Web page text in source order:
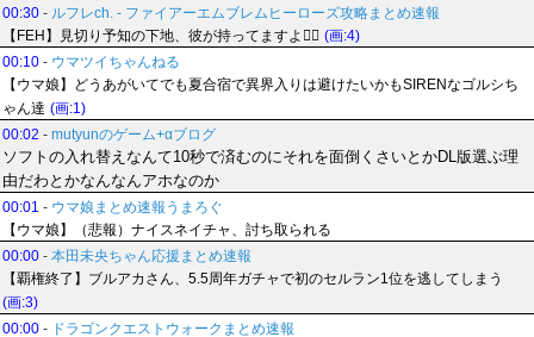
00:30 - ルフレch. - ファイアーエムブレムヒーローズ攻略まとめ速報
【FEH】見切り予知の下地、彼が持ってますよ👍🏻 (画:4)
00:10 - ウマツイちゃんねる
【ウマ娘】どうあがいてでも夏合宿で異界入りは避けたいかもSIRENなゴルシち
ゃん達 (画:1)
00:02 - mutyunのゲーム+αブログ
ソフトの入れ替えなんて10秒で済むのにそれを面倒くさいとかDL版選ぶ理
由だわとかなんなんアホなのか
00:01 - ウマ娘まとめ速報うまろぐ
【ウマ娘】（悲報）ナイスネイチャ、討ち取られる
00:00 - 本田未央ちゃん応援まとめ速報
【覇権終了】ブルアカさん、5.5周年ガチャで初のセルラン1位を逃してしまう
(画:3)
00:00 - ドラゴンクエストウォークまとめ速報